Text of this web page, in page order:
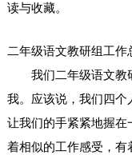
读与收藏。
二年级语文教研组工作
我们二年级语文教
我。应该说，我们四
让我们的手紧紧地握
着相似的工作感受，